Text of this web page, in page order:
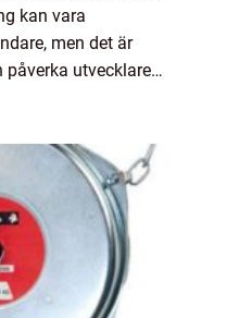
kan vara
men det är
utvecklare